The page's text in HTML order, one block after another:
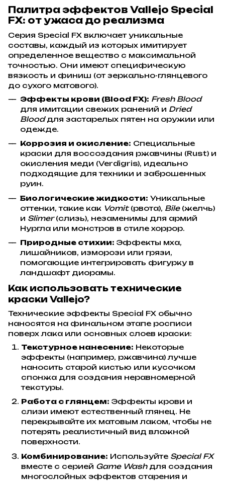
Палитра эффектов Vallejo Special
FX: от ужаса до реализма
Серия Special FX включает уникальные
составы, каждый из которых имитирует
определенное вещество с максимальной
точностью. Они имеют специфическую
вязкость и финиш (от зеркально-глянцевого
до сухого матового).
Эффекты крови (Blood FX): Fresh Blood
для имитации свежих ранений и Dried
Bloodдля застарелых пятен на оружии или
одежде.
Коррозия и окисление: Специальные
краски для воссоздания ржавчины (Rust) и
окисления меди (Verdigris), идеально
подходящие для техники и заброшенных
руин.
Биологические жидкости: Уникальные
оттенки, такие как Vomit(рвота), Bile(желчь)
и Slimer(слизь), незаменимы для армий
Нургла или монстров в стиле хоррор.
Природные стихии: Эффекты мха,
лишайников, изморози или грязи,
помогающие интегрировать фигурку в
ландшафт диорамы.
Как использовать технические
краски Vallejo?
Технические эффекты Special FX обычно
наносятся на финальном этапе росписи
поверх лака или основных слоев краски:
Текстурное нанесение: Некоторые
эффекты (например, ржавчина) лучше
наносить старой кистью или кусочком
спонжа для создания неравномерной
текстуры.
Работа с глянцем: Эффекты крови и
слизи имеют естественный глянец. Не
перекрывайте их матовым лаком, чтобы не
потерять реалистичный вид влажной
поверхности.
Комбинирование: Используйте Special FX
вместе с серией Game Washдля создания
многослойных эффектов старения и